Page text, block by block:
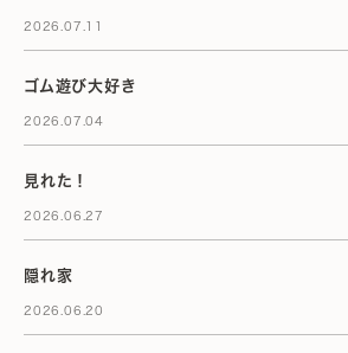
2026.07.11
ゴム遊び大好き
2026.07.04
見れた！
2026.06.27
隠れ家
2026.06.20